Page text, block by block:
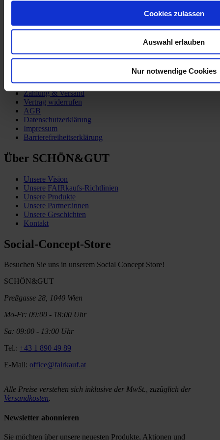
Cookies zulassen
Auswahl erlauben
Nur notwendige Cookies
Zahlung & Versand
Vertrag widerrufen
AGB
Datenschutzerklärung
Impressum
Barrierefreiheitserklärung
Über SCHÖN&GUT
Unsere Vision
Unsere FAIRkaufs-Richtlinien
Unsere Produkte
Unsere Partner:innen
Unsere Geschichten
Kontakt
Social-Concept-Store
Besuchen Sie uns in unserem Social Concept Store!
SCHÖN&GUT
Preßgasse 28, 1040 Wien
Mo-Fr: 09:00 - 18:00 Uhr
Sa: 09:00 - 13:00 Uhr
Tel.: +43 1 890 49 89
E-Mail: office@fairkauf.at
Alle Preise verstehen sich inklusive der MwSt., zuzüglich der
Versandkosten.
Newsletter abonnieren
Sie möchten über unsere neuesten Produkte, Aktionen und